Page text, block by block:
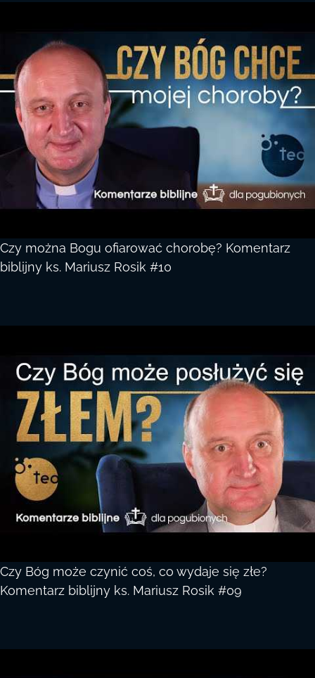
Czy można Bogu ofiarować chorobę? Komentarz
biblijny ks. Mariusz Rosik #10
Czy Bóg może czynić coś, co wydaje się złe?
Komentarz biblijny ks. Mariusz Rosik #09